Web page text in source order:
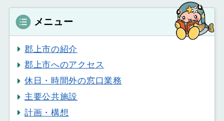
メニュー
郡上市の紹介
郡上市へのアクセス
休日・時間外の窓口業務
主要公共施設
計画・構想